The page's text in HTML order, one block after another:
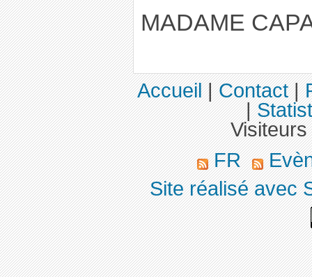
MADAME
Accueil|Contact|
|
FR
Site réalisé avec